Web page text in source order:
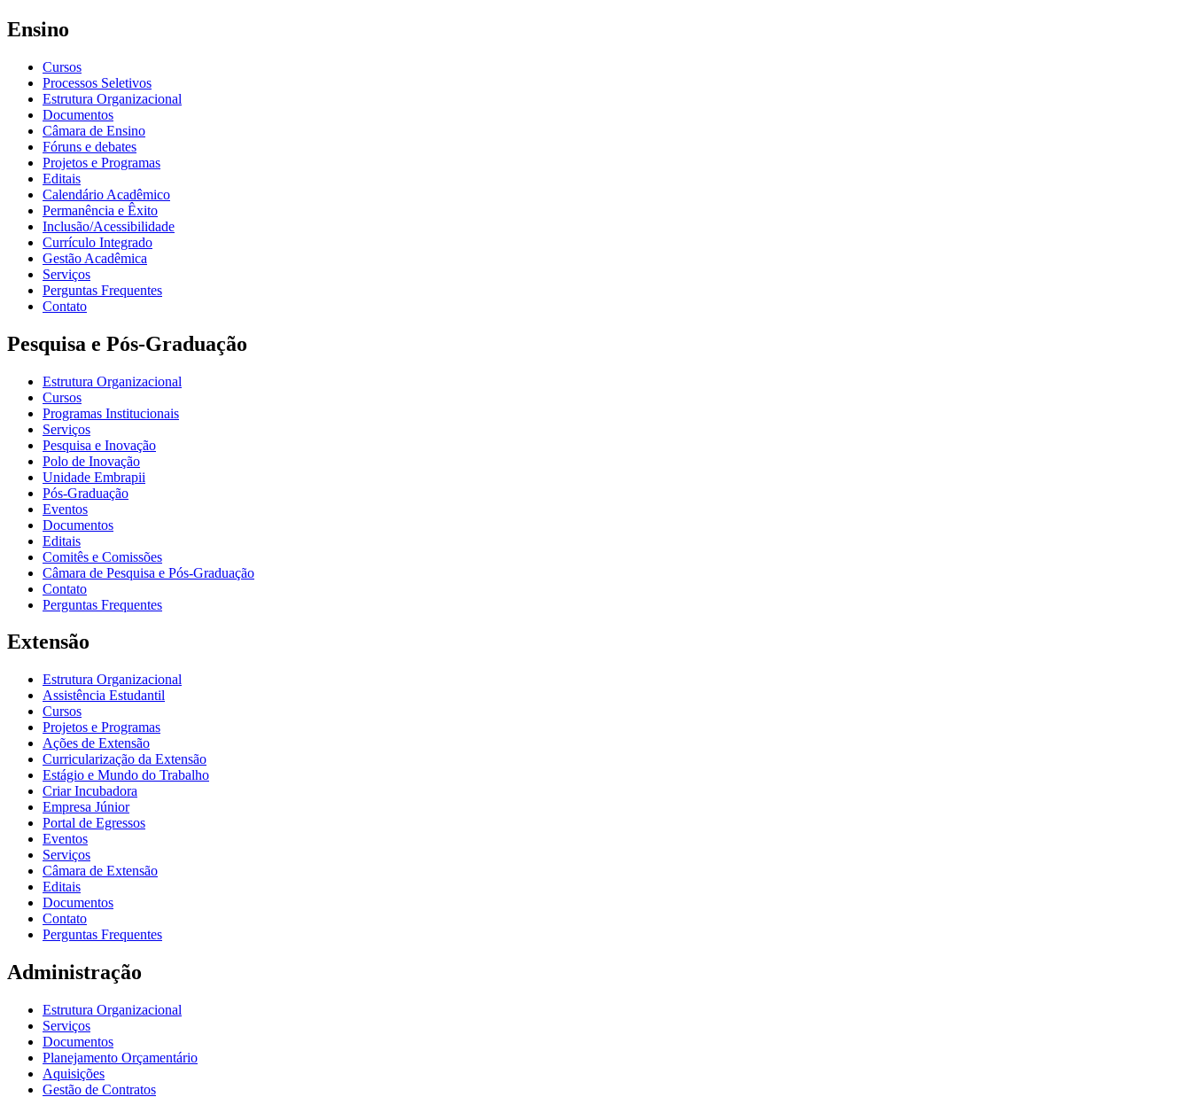
Ensino
Cursos
Processos Seletivos
Estrutura Organizacional
Documentos
Câmara de Ensino
Fóruns e debates
Projetos e Programas
Editais
Calendário Acadêmico
Permanência e Êxito
Inclusão/Acessibilidade
Currículo Integrado
Gestão Acadêmica
Serviços
Perguntas Frequentes
Contato
Pesquisa e Pós-Graduação
Estrutura Organizacional
Cursos
Programas Institucionais
Serviços
Pesquisa e Inovação
Polo de Inovação
Unidade Embrapii
Pós-Graduação
Eventos
Documentos
Editais
Comitês e Comissões
Câmara de Pesquisa e Pós-Graduação
Contato
Perguntas Frequentes
Extensão
Estrutura Organizacional
Assistência Estudantil
Cursos
Projetos e Programas
Ações de Extensão
Curricularização da Extensão
Estágio e Mundo do Trabalho
Criar Incubadora
Empresa Júnior
Portal de Egressos
Eventos
Serviços
Câmara de Extensão
Editais
Documentos
Contato
Perguntas Frequentes
Administração
Estrutura Organizacional
Serviços
Documentos
Planejamento Orçamentário
Aquisições
Gestão de Contratos